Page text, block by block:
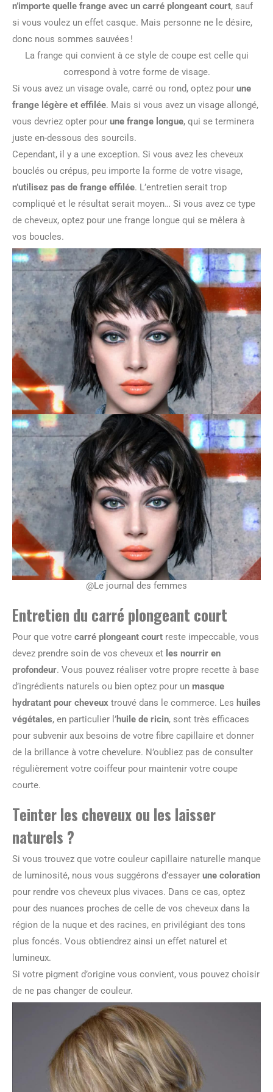
n’importe quelle frange avec un carré plongeant court, sauf
si vous voulez un effet casque. Mais personne ne le désire,
donc nous sommes sauvées !
La frange qui convient à ce style de coupe est celle qui
correspond à votre forme de visage.
Si vous avez un visage ovale, carré ou rond, optez pour une
frange légère et effilée. Mais si vous avez un visage allongé,
vous devriez opter pour une frange longue, qui se terminera
juste en-dessous des sourcils.
Cependant, il y a une exception. Si vous avez les cheveux
bouclés ou crépus, peu importe la forme de votre visage,
n’utilisez pas de frange effilée. L’entretien serait trop
compliqué et le résultat serait moyen… Si vous avez ce type
de cheveux, optez pour une frange longue qui se mêlera à
vos boucles.
@Le journal des femmes
Entretien du carré plongeant court
Pour que votre carré plongeant court reste impeccable, vous
devez prendre soin de vos cheveux et les nourrir en
profondeur. Vous pouvez réaliser votre propre recette à base
d’ingrédients naturels ou bien optez pour un masque
hydratant pour cheveux trouvé dans le commerce. Les huiles
végétales, en particulier l’huile de ricin, sont très efficaces
pour subvenir aux besoins de votre fibre capillaire et donner
de la brillance à votre chevelure. N’oubliez pas de consulter
régulièrement votre coiffeur pour maintenir votre coupe
courte.
Teinter les cheveux ou les laisser
naturels ?
Si vous trouvez que votre couleur capillaire naturelle manque
de luminosité, nous vous suggérons d’essayer une coloration
pour rendre vos cheveux plus vivaces. Dans ce cas, optez
pour des nuances proches de celle de vos cheveux dans la
région de la nuque et des racines, en privilégiant des tons
plus foncés. Vous obtiendrez ainsi un effet naturel et
lumineux.
Si votre pigment d’origine vous convient, vous pouvez choisir
de ne pas changer de couleur.